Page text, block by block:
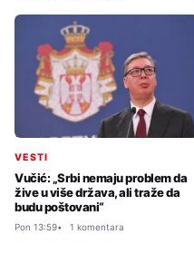
VESTI
Vučić: „Srbi nemaju problem da
žive u više država, ali traže da
budu poštovani“
Pon 13:59 1 komentara